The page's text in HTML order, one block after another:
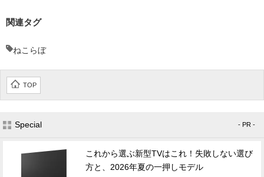
関連タグ
ねこらぼ
TOP
Special - PR -
これから選ぶ新型TVはこれ！失敗しない選び
方と、2026年夏の一押しモデル